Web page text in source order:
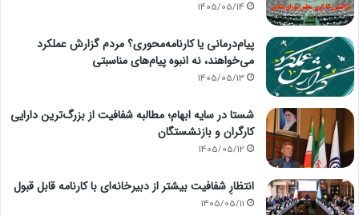
1405/05/14
پیام‌درمانی یا کارنامه‌محوری؟ مردم گزارش عملکرد
می‌خواهند، نه انبوه پیام‌های مناسبتی
1405/05/13
شستا در سایه ابهام؛ مطالبه شفافیت از بزرگ‌ترین دارایی
کارگران و بازنشستگان
1405/05/12
انتظارِ شفافیت بیشتر از دبیرخانه‌ای با کارنامه قابل قبول
1405/05/11